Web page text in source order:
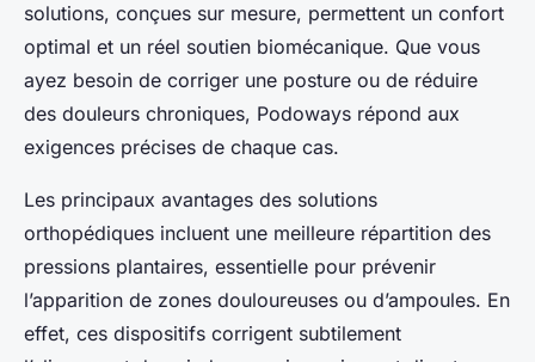
solutions, conçues sur mesure, permettent un confort
optimal et un réel soutien biomécanique. Que vous
ayez besoin de corriger une posture ou de réduire
des douleurs chroniques, Podoways répond aux
exigences précises de chaque cas.
Les principaux avantages des solutions
orthopédiques incluent une meilleure répartition des
pressions plantaires, essentielle pour prévenir
l’apparition de zones douloureuses ou d’ampoules. En
effet, ces dispositifs corrigent subtilement